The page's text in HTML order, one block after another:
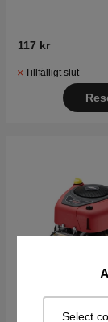
Select
117 kr
Tillfälligt slut